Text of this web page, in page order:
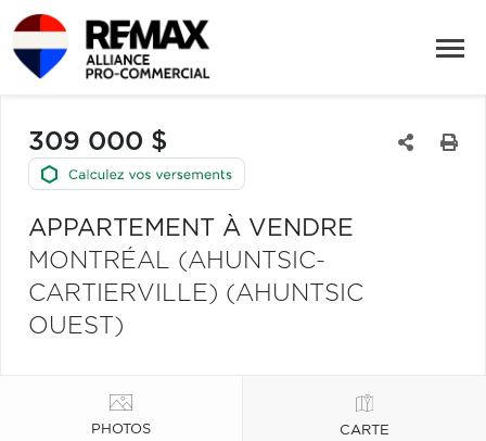
309 000 $
APPARTEMENT À VENDRE
MONTRÉAL (AHUNTSIC-
CARTIERVILLE) (AHUNTSIC
OUEST)
PHOTOS CARTE